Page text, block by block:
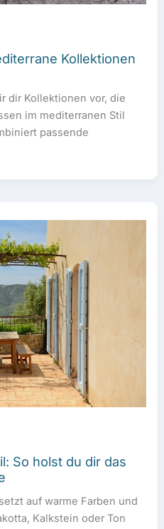
Kollektionen
dir Kollektionen vor, die
im mediterranen Stil
passende
So holst du dir das
auf warme Farben und
Kalkstein oder Ton